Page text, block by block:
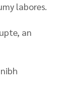
labores.
an